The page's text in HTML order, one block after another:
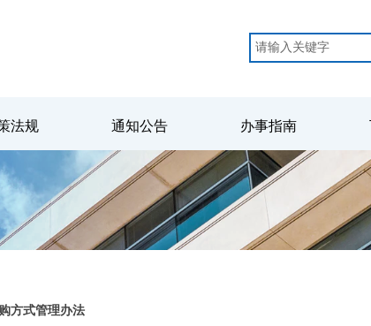
法规 通知公告 办事指南
方式管理办法